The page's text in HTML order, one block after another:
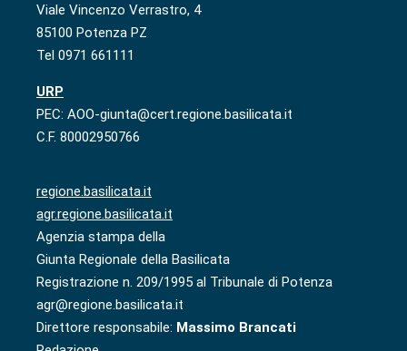
Viale Vincenzo Verrastro, 4
85100 Potenza PZ
Tel 0971 661111
URP
PEC: AOO-giunta@cert.regione.basilicata.it
C.F. 80002950766
regione.basilicata.it
agr.regione.basilicata.it
Agenzia stampa della
Giunta Regionale della Basilicata
Registrazione n. 209/1995 al Tribunale di Potenza
agr@regione.basilicata.it
Direttore responsabile: Massimo Brancati